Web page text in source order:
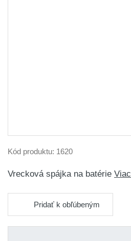
Kód produktu: 1620
Vrecková spájka na batérie
Pridať k obľúbeným